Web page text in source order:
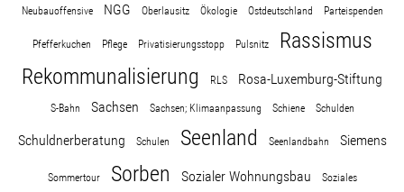
Neubauoffensive NGG Oberlausitz Ökologie Ostdeutschland Parteispenden
Pfefferkuchen Pflege Privatisierungsstopp Pulsnitz
Rassismus
Rekommunalisierung
RLS Rosa-Luxemburg-Stiftung
S-Bahn Sachsen Sachsen; Klimaanpassung Schiene Schulden
Schuldnerberatung Schulen Seenland Seenlandbahn Siemens
Sommertour Sorben Sozialer Wohnungsbau Soziales